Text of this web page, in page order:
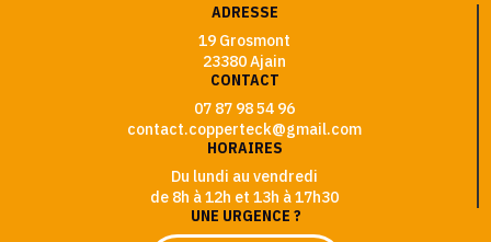
ADRESSE
19 Grosmont
23380 Ajain
CONTACT
07 87 98 54 96
contact.copperteck@gmail.com
HORAIRES
Du lundi au vendredi
de 8h à 12h et 13h à 17h30
UNE URGENCE ?